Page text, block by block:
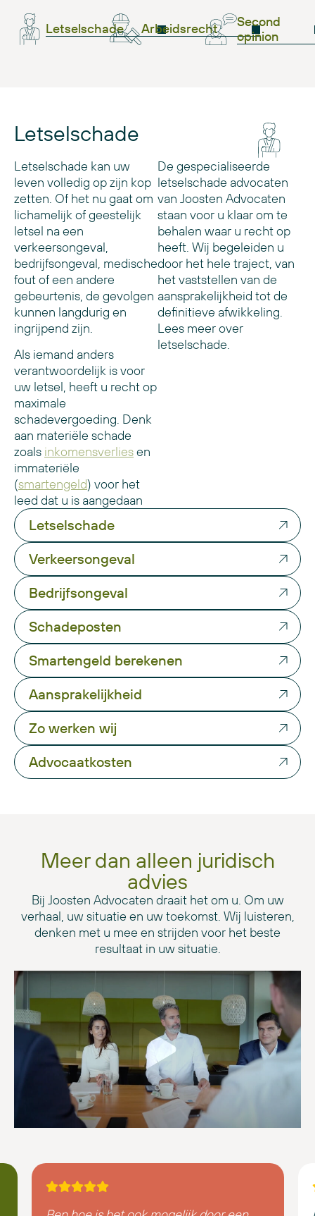
Letselschade Arbeidsrecht
Second
opinion
Letselschade
Letselschade kan uw
leven volledig op zijn kop
zetten. Of het nu gaat om
lichamelijk of geestelijk
letsel na een
verkeersongeval,
bedrijfsongeval, medische
fout of een andere
gebeurtenis, de gevolgen
kunnen langdurig en
ingrijpend zijn.
Als iemand anders
verantwoordelijk is voor
uw letsel, heeft u recht op
maximale
schadevergoeding. Denk
aan materiële schade
zoals inkomensverliesen
immateriële
(smartengeld) voor het
leed dat u is aangedaan
De gespecialiseerde
letselschade advocaten
van Joosten Advocaten
staan voor u klaar om te
behalen waar u recht op
heeft. Wij begeleiden u
door het hele traject, van
het vaststellen van de
aansprakelijkheid tot de
definitieve afwikkeling.
Lees meer over
letselschade.
Letselschade
Verkeersongeval
Bedrijfsongeval
Schadeposten
Smartengeld berekenen
Aansprakelijkheid
Zo werken wij
Advocaatkosten
Meer dan alleen juridisch
advies
Bij Joosten Advocaten draait het om u. Om uw
verhaal, uw situatie en uw toekomst. Wij luisteren,
denken met u mee en strijden voor het beste
resultaat in uw situatie.